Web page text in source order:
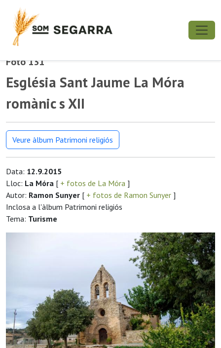
Foto 131
Església Sant Jaume La Móra
romànic s XII
Veure àlbum Patrimoni religiós
Data: 12.9.2015
Lloc: La Móra [ + fotos de La Móra ]
Autor: Ramon Sunyer [ + fotos de Ramon Sunyer ]
Inclosa a l'àlbum Patrimoni religiós
Tema: Turisme